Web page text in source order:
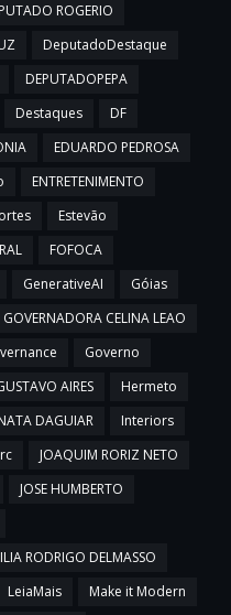
ROGERIO
DeputadoDestaque
DEPUTADOPEPA
Destaques
DF
EDUARDO PEDROSA
ENTRETENIMENTO
Estevão
FOFOCA
GenerativeAI
Góias
GOVERNADORA CELINA LEAO
Governo
AIRES
Hermeto
DAGUIAR
Interiors
JOAQUIM RORIZ NETO
JOSE HUMBERTO
RODRIGO DELMASSO
LeiaMais
Make it Modern